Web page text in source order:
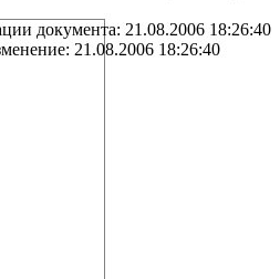
документа: 21.08.2006 18:26:40
21.08.2006 18:26:40